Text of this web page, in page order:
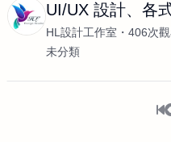
UI/UX 設計、各
HL設計工作室 406次
未分類